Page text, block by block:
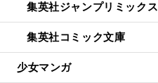
集英社ジャンプリミックス
集英社コミック文庫
少女マンガ